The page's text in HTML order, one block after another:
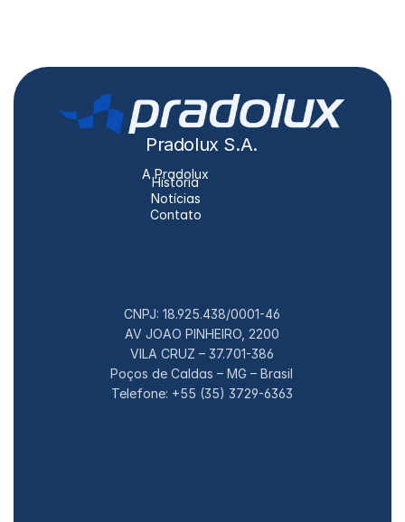
Pradolux S.A.
A Pradolux
História
Notícias
Contato
CNPJ: 18.925.438/0001-46
AV JOAO PINHEIRO, 2200
VILA CRUZ – 37.701-386
Poços de Caldas – MG – Brasil
Telefone: +55 (35) 3729-6363